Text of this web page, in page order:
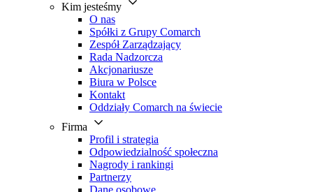
Kim jesteśmy
O nas
Spółki z Grupy Comarch
Zespół Zarządzający
Rada Nadzorcza
Akcjonariusze
Biura w Polsce
Kontakt
Oddziały Comarch na świecie
Firma
Profil i strategia
Odpowiedzialność społeczna
Nagrody i rankingi
Partnerzy
Dane osobowe